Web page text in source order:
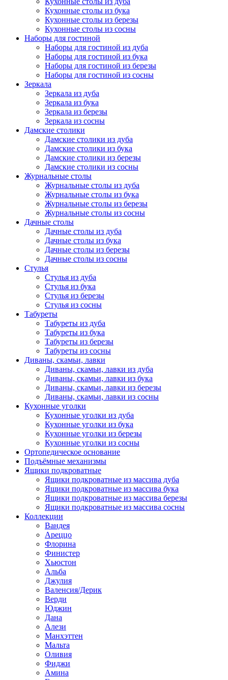
Кухонные столы из бука
Кухонные столы из березы
Кухонные столы из сосны
Наборы для гостиной
Наборы для гостиной из дуба
Наборы для гостиной из бука
Наборы для гостиной из березы
Наборы для гостиной из сосны
Зеркала
Зеркала из дуба
Зеркала из бука
Зеркала из березы
Зеркала из сосны
Дамские столики
Дамские столики из дуба
Дамские столики из бука
Дамские столики из березы
Дамские столики из сосны
Журнальные столы
Журнальные столы из дуба
Журнальные столы из бука
Журнальные столы из березы
Журнальные столы из сосны
Дачные столы
Дачные столы из дуба
Дачные столы из бука
Дачные столы из березы
Дачные столы из сосны
Стулья
Стулья из дуба
Стулья из бука
Стулья из березы
Стулья из сосны
Табуреты
Табуреты из дуба
Табуреты из бука
Табуреты из березы
Табуреты из сосны
Диваны, скамьи, лавки
Диваны, скамьи, лавки из дуба
Диваны, скамьи, лавки из бука
Диваны, скамьи, лавки из березы
Диваны, скамьи, лавки из сосны
Кухонные уголки
Кухонные уголки из дуба
Кухонные уголки из бука
Кухонные уголки из березы
Кухонные уголки из сосны
Ортопедическое основание
Подъёмные механизмы
Ящики подкроватные
Ящики подкроватные из массива дуба
Ящики подкроватные из массива бука
Ящики подкроватные из массива березы
Ящики подкроватные из массива сосны
Коллекции
Вандея
Ареццо
Флорина
Финистер
Хьюстон
Альба
Джулия
Валенсия/Дерик
Верди
Юджин
Дана
Алези
Манхэттен
Мальта
Оливия
Фиджи
Амина